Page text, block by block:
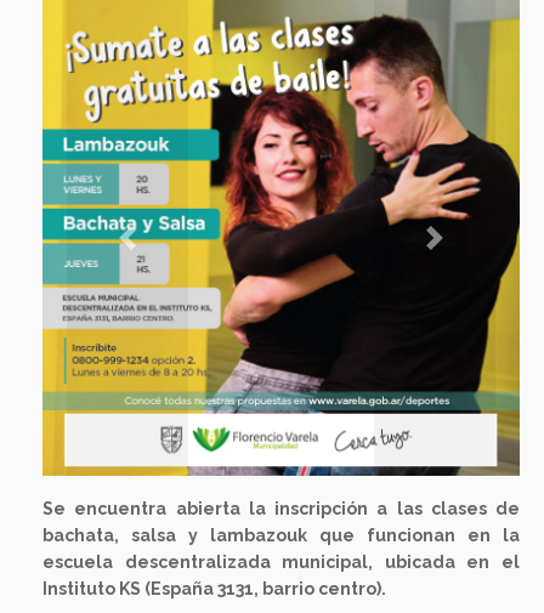
Previous Next
Se encuentra abierta la inscripción a las clases de
bachata, salsa y lambazouk que funcionan en la
escuela descentralizada municipal, ubicada en el
Instituto KS (España 3131, barrio centro).